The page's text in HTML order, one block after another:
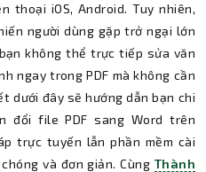
thoại iOS, Android. Tuy nhiên,
người dùng gặp trở ngại lớn
không thể trực tiếp sửa văn
ngay trong PDF mà không cần
dưới đây sẽ hướng dẫn bạn chi
đổi file PDF sang Word trên
trực tuyến lẫn phần mềm cài
và đơn giản. Cùng Thành